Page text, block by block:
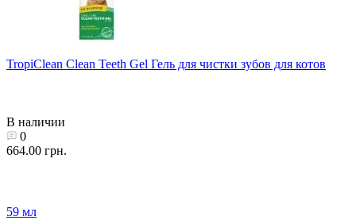
TropiClean Clean Teeth Gel Гель для чистки зубов для котов
В наличии
0
664.00 грн.
59 мл